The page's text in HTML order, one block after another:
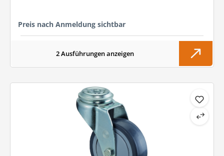
Preis nach Anmeldung sichtbar
2 Ausführungen anzeigen